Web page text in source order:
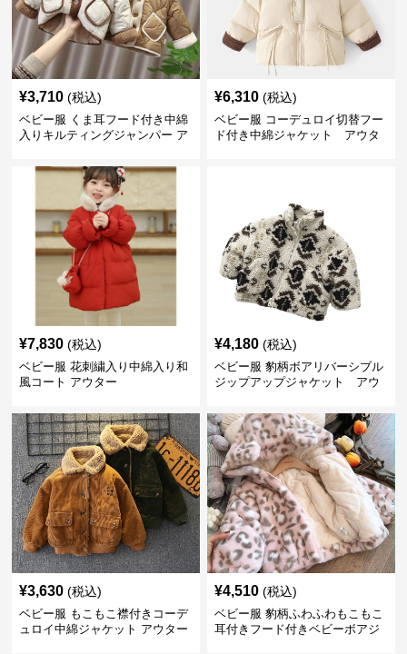
¥3,710 (税込)
ベビー服 くま耳フード付き中綿
入りキルティングジャンパー ア
¥6,310 (税込)
ベビー服 コーデュロイ切替フー
ド付き中綿ジャケット アウタ
¥7,830 (税込)
ベビー服 花刺繍入り中綿入り和
風コート アウター
¥4,180 (税込)
ベビー服 豹柄ボアリバーシブル
ジップアップジャケット アウ
¥3,630 (税込)
ベビー服 もこもこ襟付きコーデ
ュロイ中綿ジャケット アウター
¥4,510 (税込)
ベビー服 豹柄ふわふわもこもこ
耳付きフード付きベビーボアジ